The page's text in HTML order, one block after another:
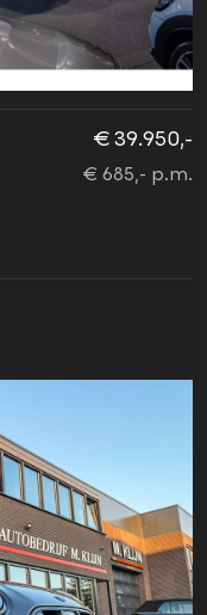
€ 39.950,-
€ 685,- p.m.